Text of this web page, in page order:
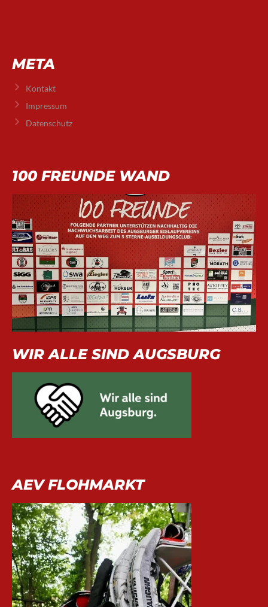
META
Kontakt
Impressum
Datenschutz
100 FREUNDE WAND
WIR ALLE SIND AUGSBURG
AEV FLOHMARKT